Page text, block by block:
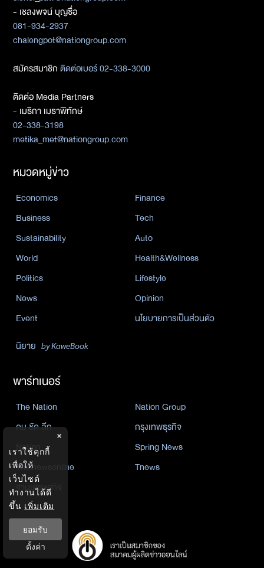
- เชลงพจน์ บุญซื่อ
081-934-2937
chalengpot@nationgroup.com
สมัครสมาชิกติดต่อเบอร์ 02-338-3000
ติดต่อ Media Partners
- เมธิกา เมธาพิทักษ์
02-338-3198
metika_met@nationgroup.com
หมวดหมู่ข่าว
Economics
Finance
Business
Tech
Sustainability
Auto
World
Health&Wellness
Politics
Lifestyle
News
Opinion
Event
นโยบายการเป็นส่วนตัว
นิยาย by KaweBook
พาร์ทเนอร์
The Nation
Nation Group
คม ชัด ลึก
กรุงเทพธุรกิจ
Nation
Spring News
Thainewsonline
Tnews
ฐานเศรษฐกิจ
×
เราใช้คุกกี้
เพื่อให้
เว็บไซต์
ทำงานได้ดี
ขึ้น เพิ่มเติม
ยอมรับ
ตั้งค่า